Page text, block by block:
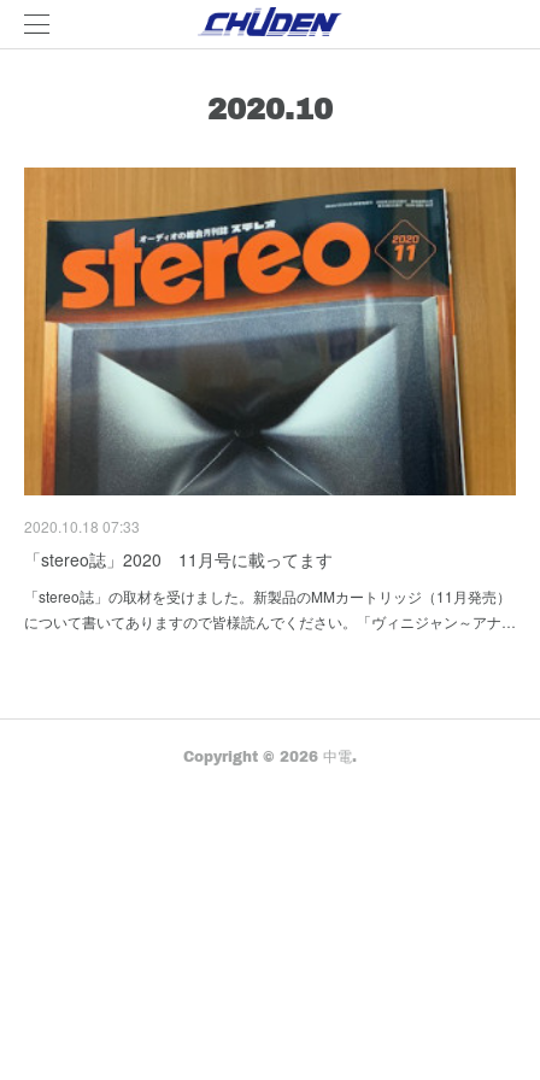
2020.10
2020.10.18 07:33
「stereo誌」2020 11月号に載ってます
「stereo誌」の取材を受けました。新製品のMMカートリッジ（11月発売）
について書いてありますので皆様読んでください。「ヴィニジャン～アナ…
Copyright © 2026 中電.